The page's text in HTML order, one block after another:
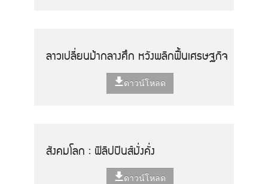
ลาวเปลี่ยนม้ากลางศึก หวังพลิกฟื้นเศรษฐกิจ
ดาวน์โหลด
สังคมโลก : ฟิลิปปินส์มั่งคั่ง
ดาวน์โหลด